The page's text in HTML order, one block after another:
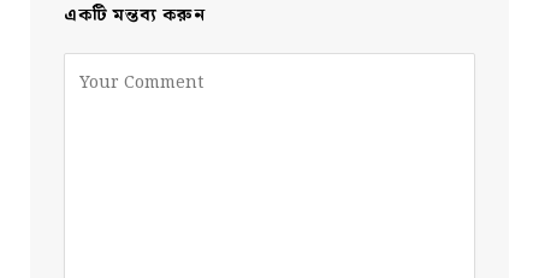
একটি মন্তব্য করুন